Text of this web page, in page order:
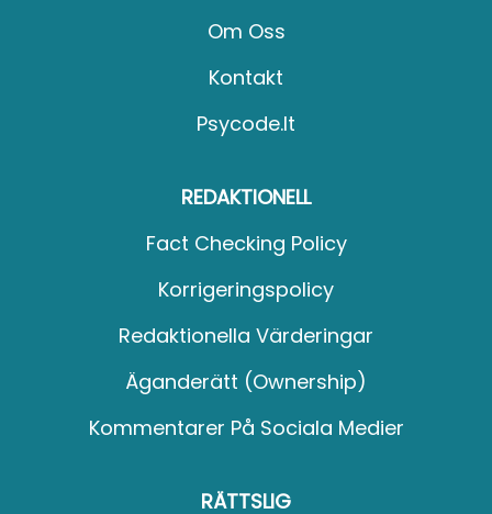
Om Oss
Kontakt
Psycode.it
REDAKTIONELL
Fact Checking Policy
Korrigeringspolicy
Redaktionella Värderingar
Äganderätt (Ownership)
Kommentarer På Sociala Medier
RÄTTSLIG